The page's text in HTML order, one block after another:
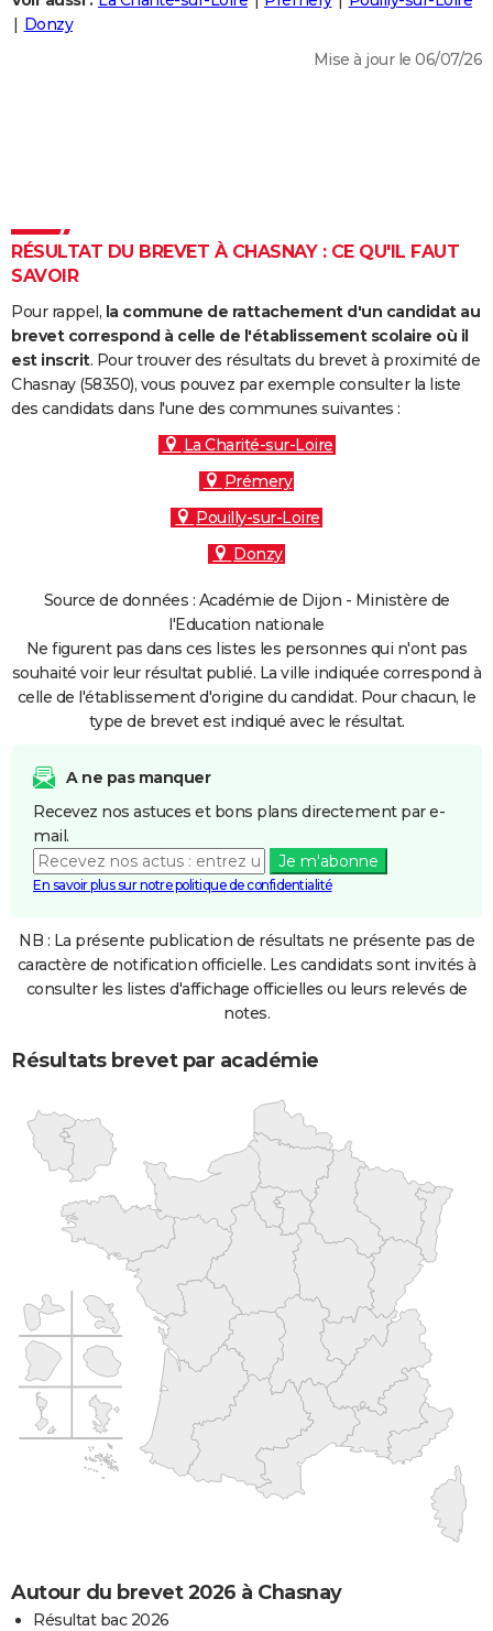
Destinations
City break
Voyage nature
Voyage de noces
Forum
Climat
PHOTO
Dictionnaire
Biographies
Citations
Expressions
Proverbes
PROGRAMME TV
S'inscrire
Se connecter
Lycées
Collèges
Primaires
Universités
Entreprises
Service militaire
Avis de recherche
AVIS DE DÉCÈS
FORUM
Donzy
Mise à jour le 06/07/26
RÉSULTAT DU BREVET À CHASNAY : CE QU'IL FAUT
SAVOIR
Pour rappel, la commune de rattachement d'un candidat au
brevet correspond à celle de l'établissement scolaire où il
est inscrit. Pour trouver des résultats du brevet à proximité de
Chasnay (58350), vous pouvez par exemple consulter la liste
des candidats dans l'une des communes suivantes :
La Charité-sur-Loire
Prémery
Pouilly-sur-Loire
Donzy
Source de données : Académie de Dijon - Ministère de
l'Education nationale
Ne figurent pas dans ces listes les personnes qui n'ont pas
souhaité voir leur résultat publié. La ville indiquée correspond à
celle de l'établissement d'origine du candidat. Pour chacun, le
type de brevet est indiqué avec le résultat.
A ne pas manquer
Recevez nos astuces et bons plans directement par e-
mail.
Je m'abonne
En savoir plus sur notre politique de confidentialité
NB : La présente publication de résultats ne présente pas de
caractère de notification officielle. Les candidats sont invités à
consulter les listes d'affichage officielles ou leurs relevés de
notes.
Résultats brevet par académie
Autour du brevet 2026 à Chasnay
Résultat bac 2026